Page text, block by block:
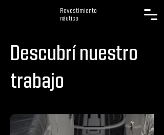
Revestimiento
náutico
Descubrí nuestro
trabajo